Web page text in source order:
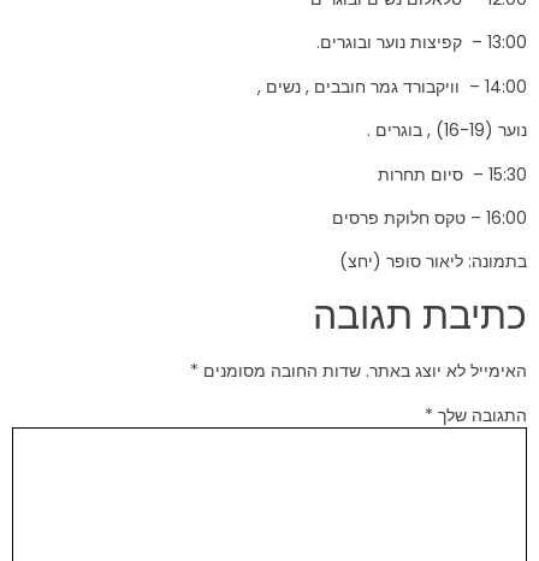
13:00 – קפיצות נוער ובוגרים.
14:00 – וויקבורד גמר חובבים , נשים ,
נוער (16-19) , בוגרים .
15:30 – סיום תחרות
16:00 – טקס חלוקת פרסים
בתמונה: ליאור סופר (יחצ)
כתיבת תגובה
האימייל לא יוצג באתר. שדות החובה מסומנים *
התגובה שלך *